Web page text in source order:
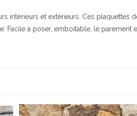
et extérieurs. Ces plaquettes
à poser, emboitable, le